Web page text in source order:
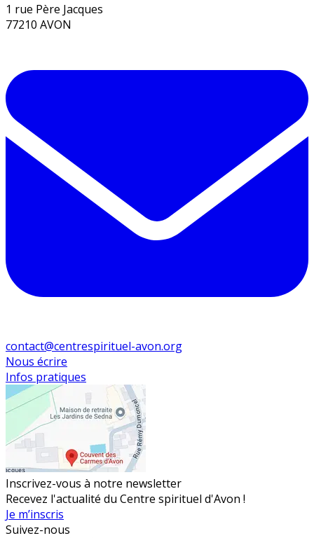
1 rue Père Jacques
77210 AVON
contact@centrespirituel-avon.org
Nous écrire
Infos pratiques
Inscrivez-vous à notre newsletter
Recevez l'actualité du Centre spirituel d'Avon !
Je m’inscris
Suivez-nous